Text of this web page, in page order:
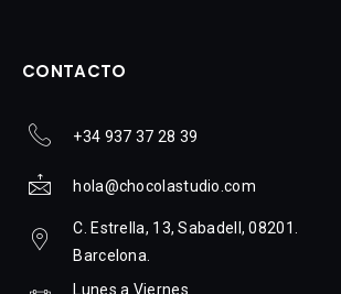
CONTACTO
+34 937 37 28 39
hola@chocolastudio.com
C. Estrella, 13, Sabadell, 08201.
Barcelona.
Lunes a Viernes